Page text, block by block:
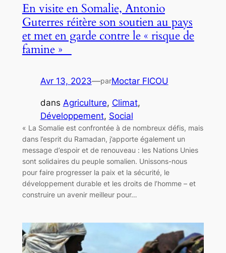
En visite en Somalie, Antonio
Guterres réitère son soutien au pays
et met en garde contre le « risque de
famine »
Avr 13, 2023—parMoctar FICOU
dans Agriculture, Climat
Développement, Social
« La Somalie est confrontée à de nombreux défis, mais
dans l’esprit du Ramadan, j’apporte également un
message d’espoir et de renouveau : les Nations Unies
sont solidaires du peuple somalien. Unissons-nous
pour faire progresser la paix et la sécurité, le
développement durable et les droits de l’homme – et
construire un avenir meilleur pour…